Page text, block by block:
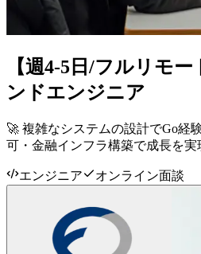
【週4-5日/フルリモ
ンドエンジニア
🚀 複雑なシステムの設計でGo経
可・金融インフラ構築で成長を実
エンジニア オンライン面談